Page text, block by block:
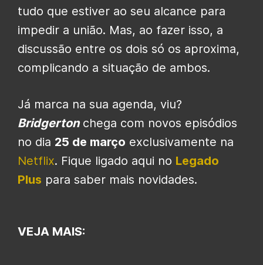
tudo que estiver ao seu alcance para
impedir a união. Mas, ao fazer isso, a
discussão entre os dois só os aproxima,
complicando a situação de ambos.
Já marca na sua agenda, viu?
Bridgertonchega com novos episódios
no dia 25 de março exclusivamente na
Netflix. Fique ligado aqui no Legado
Plus para saber mais novidades.
VEJA MAIS: